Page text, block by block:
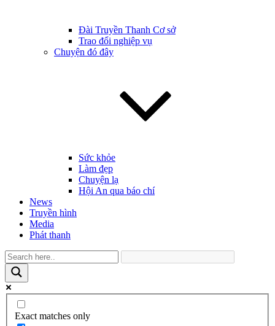
Đài Truyền Thanh Cơ sở
Trao đổi nghiệp vụ
Chuyện đó đây
Sức khỏe
Làm đẹp
Chuyện lạ
Hội An qua báo chí
News
Truyền hình
Media
Phát thanh
Exact matches only